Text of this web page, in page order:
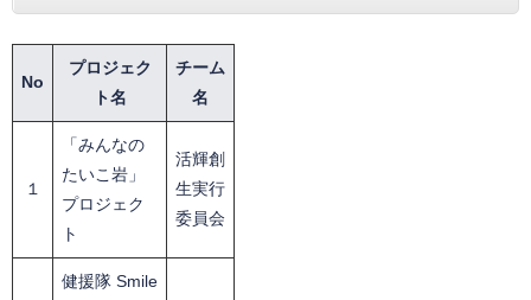
No
プロジェク
ト名
チーム
名
１
「みんなの
たいこ岩」
プロジェク
ト
活輝創
生実行
委員会
健援隊 Smile